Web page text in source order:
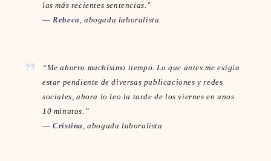
las más recientes sentencias.”
— Rebeca , abogada laboralista.
“Me ahorro muchísimo tiempo. Lo que antes me exigía
estar pendiente de diversas publicaciones y redes
sociales, ahora lo leo la tarde de los viernes en unos
10 minutos.”
— Cristina , abogada laboralista